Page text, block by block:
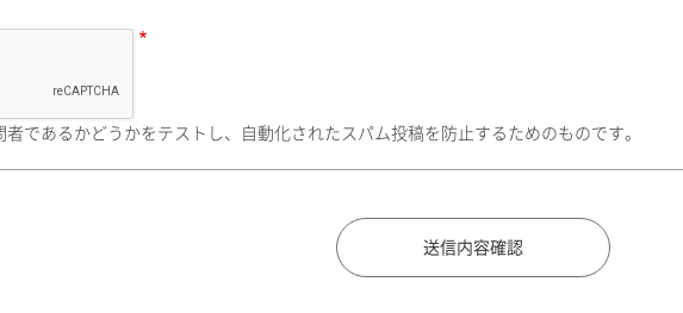
であるかどうかをテストし、自動化されたスパム投稿を防止するためのものです。